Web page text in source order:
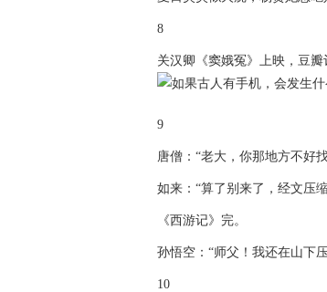
8
关汉卿《窦娥冤》上映，豆
9
唐僧：“老大，你那地方不好
如来：“算了别来了，经文压
《西游记》完。
孙悟空：“师父！我还在山下
10